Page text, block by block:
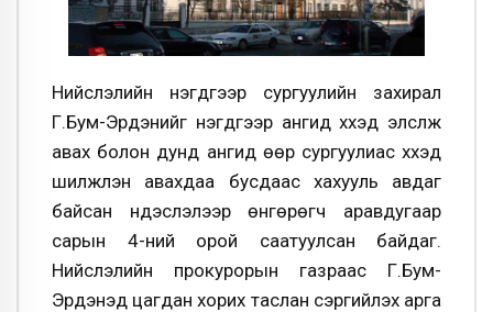
Нийслэлийн нэгдүгээр сургуулийн захирал
Г.Бум-Эрдэнийг нэгдүгээр ангид хүүхэд элсүүлж
авах болон дунд ангид өөр сургуулиас хүүхэд
шилжүүлэн авахдаа бусдаас хахууль авдаг
байсан үндэслэлээр өнгөрөгч аравдугаар
сарын 4-ний орой саатуулсан байдаг.
Нийслэлийн прокурорын газраас Г.Бум-
Эрдэнэд цагдан хорих таслан сэргийлэх арга